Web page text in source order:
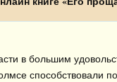
в большим